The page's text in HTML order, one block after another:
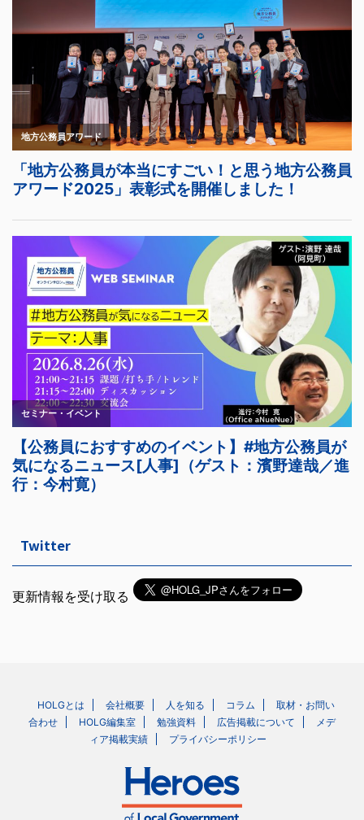
Twitter
更新情報を受け取る
HOLGとは 会社概要 人を知る コラム
取材・お問い
合わせ
HOLG編集室 勉強資料 広告掲載について
メデ
ィア掲載実績
プライバシーポリシー